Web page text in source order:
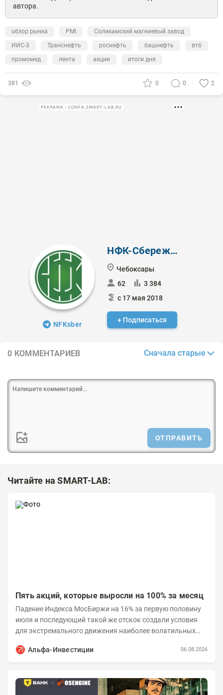
автора.
обзор рынка PMI
Соликамский магниевый завод
ИИС-3
Транснефть роснефть башнефть
втб
промомед
лента акции итоги дня
381 0 0 2
РЕКЛАМА • CONFA.SMART-LAB.RU
NFKsber
НФК-Сбережения
Чебоксары
62
3 384
с 17 мая 2018
+ Подписаться
0 КОММЕНТАРИЕВ Сначала старые
ОТПРАВИТЬ
Читайте на SMART-LAB:
Пять акций, которые выросли на 100% за месяц
Падение Индекса МосБиржи на 16% за первую половину
июля и последующий такой же отскок создали условия
для экстремального движения наиболее волатильных
Альфа-Инвестиции
06.08.2026